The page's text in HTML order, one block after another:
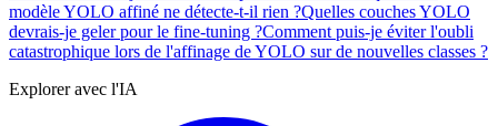
modèle YOLO affiné ne détecte-t-il rien ?Quelles couches YOLO
devrais-je geler pour le fine-tuning ?Comment puis-je éviter l'oubli
catastrophique lors de l'affinage de YOLO sur de nouvelles classes ?
Explorer avec l'IA